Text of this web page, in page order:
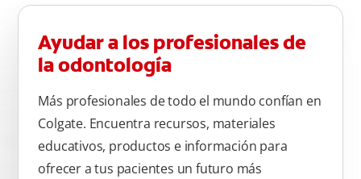
atrás, arriba y abajo, en la parte superior e inferior. No se
olvide de cepillar la lengua para quitar el mal olor causado
por las bacterias.
Ayudar a los profesionales de
la odontología
Más profesionales de todo el mundo confían en
Colgate. Encuentra recursos, materiales
educativos, productos e información para
ofrecer a tus pacientes un futuro más